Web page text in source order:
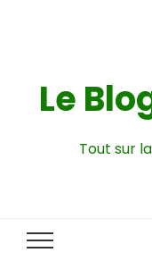
Le
Tout sur